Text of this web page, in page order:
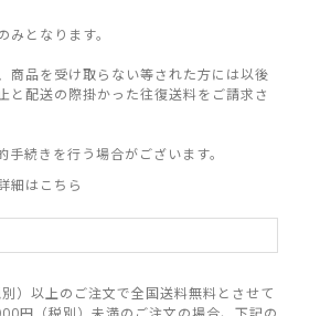
みとなります。
商品を受け取らない等された方には以後
と配送の際掛かった往復送料をご請求さ
続きを行う場合がございます。
細はこちら
）以上のご注文で全国送料無料とさせて